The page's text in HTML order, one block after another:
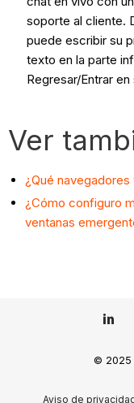
soporte al cliente.
puede escribir su
texto en la parte
Regresar/Entrar
Ver
¿Qué
¿Cómo configuro
ventanas
© 2025
Aviso de